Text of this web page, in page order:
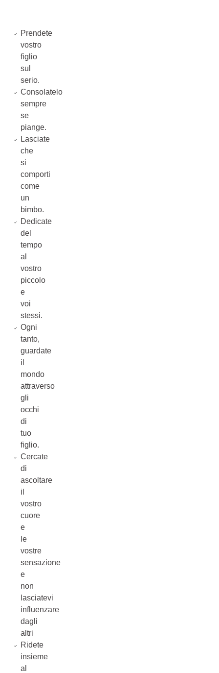
Prendete
vostro
figlio
sul
serio.
Consolatelo
sempre
se
piange.
Lasciate
che
si
comporti
come
un
bimbo.
Dedicate
del
tempo
al
vostro
piccolo
e
voi
stessi.
Ogni
tanto,
guardate
il
mondo
attraverso
gli
occhi
di
tuo
figlio.
Cercate
di
ascoltare
il
vostro
cuore
e
le
vostre
sensazione
e
non
lasciatevi
influenzare
dagli
altri
Ridete
insieme
al